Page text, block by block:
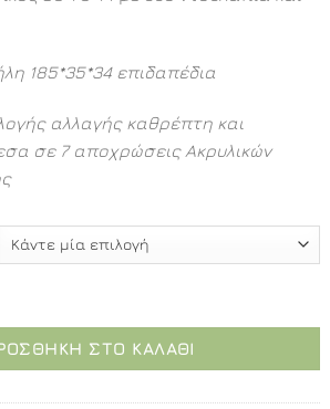
185*35*34 επιδαπέδια
αλλαγής καθρέπτη και
σε 7 αποχρώσεις Ακρυλικών
ΣΤΟ ΚΑΛΆΘΙ